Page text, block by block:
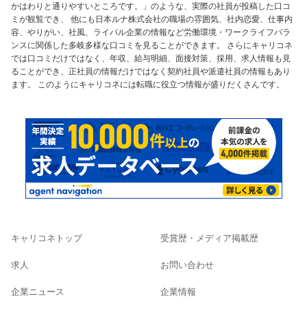
かはわりと通りやすいところです。」のような、実際の社員が投稿した口コ
ミが観覧でき、 他にも日本ルナ株式会社の職場の雰囲気、社内恋愛、仕事内
容、やりがい、社風、ライバル企業の情報など労働環境・ワークライフバラ
ンスに関係した多岐多様な口コミを見ることができます。 さらにキャリコネ
では口コミだけではなく、年収、給与明細、面接対策、採用、求人情報も見
ることができ、正社員の情報だけではなく契約社員や派遣社員の情報もあり
ます。 このようにキャリコネには転職に役立つ情報が盛りだくさんです。
キャリコネトップ
求人
企業ニュース
受賞歴・メディア掲載歴
お問い合わせ
企業情報